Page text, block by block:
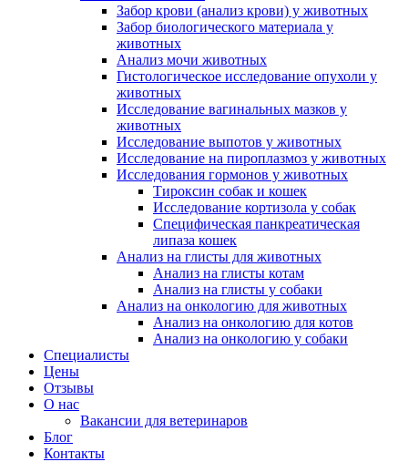
Забор крови (анализ крови) у животных
Забор биологического материала у
животных
Анализ мочи животных
Гистологическое исследование опухоли у
животных
Исследование вагинальных мазков у
животных
Исследование выпотов у животных
Исследование на пироплазмоз у животных
Исследования гормонов у животных
Тироксин собак и кошек
Исследование кортизола у собак
Специфическая панкреатическая
липаза кошек
Анализ на глисты для животных
Анализ на глисты котам
Анализ на глисты у собаки
Анализ на онкологию для животных
Анализ на онкологию для котов
Анализ на онкологию у собаки
Специалисты
Цены
Отзывы
О нас
Вакансии для ветеринаров
Блог
Контакты